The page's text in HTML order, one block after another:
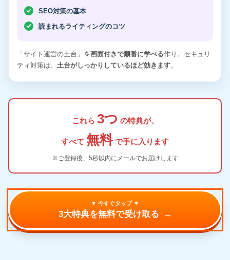
SEO対策の基本
読まれるライティングのコツ
「サイト運営の土台」を画面付きで順番に学べる作り。セキュリ
ティ対策は、 土台がしっかりしているほど効きます。
これら 3つ の特典が、
すべて 無料 で手に入ります
※ご登録後、5秒以内にメールでお届けします
▼ 今すぐタップ ▼
3大特典を無料で受け取る →